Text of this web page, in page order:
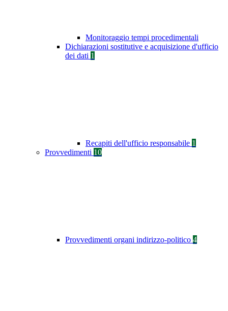
Monitoraggio tempi procedimentali
Dichiarazioni sostitutive e acquisizione d'ufficio
dei dati 1
Recapiti dell'ufficio responsabile 1
Provvedimenti 10
Provvedimenti organi indirizzo-politico 4